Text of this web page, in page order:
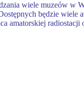
wiele muzeów w
będzie wiele
amatorskiej